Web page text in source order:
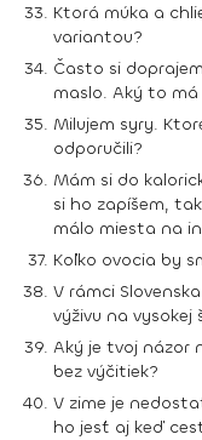
Ktorá múka a
variantou?
Často si
maslo. Aký to
Milujem syry.
odporučili?
Mám si do
si ho zapíšem,
málo miesta na
Koľko ovocia by
V rámci
výživu na vysokej
Aký je tvoj názor
bez výčitiek?
V zime je
ho jesť aj keď